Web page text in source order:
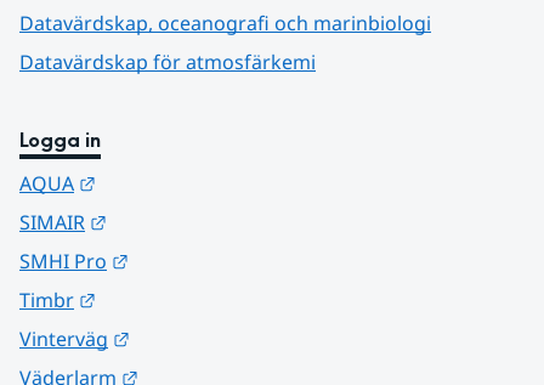
Datavärdskap, oceanografi och marinbiologi
Datavärdskap för atmosfärkemi
Logga in
AQUA
SIMAIR
SMHI Pro
Timbr
Vinterväg
Väderlarm